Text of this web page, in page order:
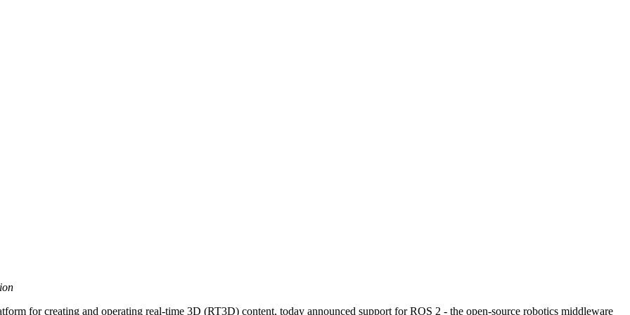
for creating and operating real-time 3D (RT3D) content, today announced support for ROS 2 - the open-source robotics middleware